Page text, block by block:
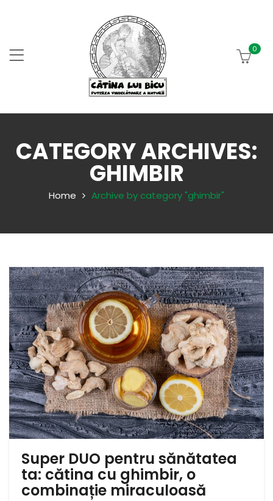
0
CATEGORY ARCHIVES:
GHIMBIR
Home Archive by category "ghimbir"
Super DUO pentru sănătatea
ta: cătina cu ghimbir, o
combinație miraculoasă